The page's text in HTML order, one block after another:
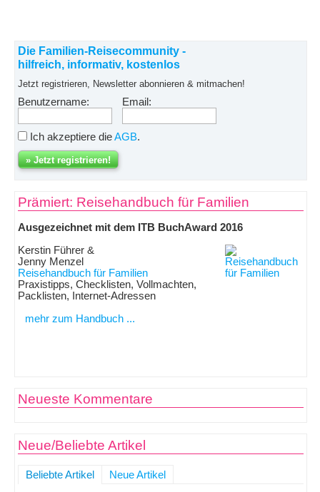
Die Familien-Reisecommunity -
hilfreich, informativ, kostenlos
Jetzt registrieren, Newsletter abonnieren & mitmachen!
Benutzername: Email:
Ich akzeptiere dieAGB.
Prämiert: Reisehandbuch für Familien
Ausgezeichnet mit dem ITB BuchAward 2016
Kerstin Führer &
Jenny Menzel
Reisehandbuch für Familien
Praxistipps, Checklisten, Vollmachten,
Packlisten, Internet-Adressen
mehr zum Handbuch ...
Neueste Kommentare
Neue/Beliebte Artikel
Beliebte Artikel Neue Artikel